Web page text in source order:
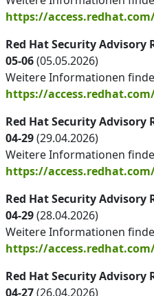
https://
Red Hat Security Advisory
05-06(05.05.2026)
Weitere Informationen
https://access.redhat.com/
Red Hat Security Advisory
04-29(29.04.2026)
Weitere Informationen
https://
Red Hat Security Advisory
04-29(28.04.2026)
Weitere Informationen
https://
Red Hat Security Advisory
04-27(26.04.2026)